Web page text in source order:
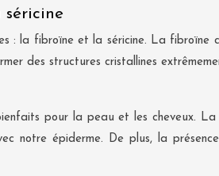
: la fibroïne et la séricine. La
des structures cristallines
pour la peau et les cheveux.
notre épiderme. De plus, la